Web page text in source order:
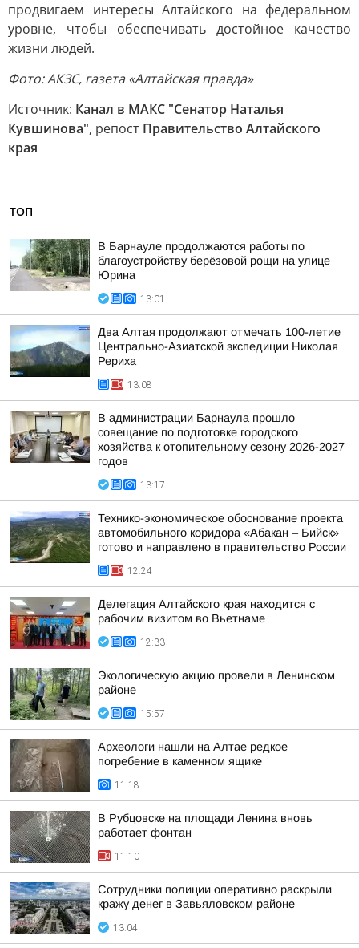
продвигаем интересы Алтайского на федеральном
уровне, чтобы обеспечивать достойное качество
жизни людей.
Фото: АКЗС, газета «Алтайская правда»
Источник: Канал в МАКС "Сенатор Наталья
Кувшинова", репост Правительство Алтайского
края
ТОП
В Барнауле продолжаются работы по
благоустройству берёзовой рощи на улице
Юрина
13:01
Два Алтая продолжают отмечать 100-летие
Центрально-Азиатской экспедиции Николая
Рериха
13:08
В администрации Барнаула прошло
совещание по подготовке городского
хозяйства к отопительному сезону 2026-2027
годов
13:17
Технико-экономическое обоснование проекта
автомобильного коридора «Абакан – Бийск»
готово и направлено в правительство России
12:24
Делегация Алтайского края находится с
рабочим визитом во Вьетнаме
12:33
Экологическую акцию провели в Ленинском
районе
15:57
Археологи нашли на Алтае редкое
погребение в каменном ящике
11:18
В Рубцовске на площади Ленина вновь
работает фонтан
11:10
Сотрудники полиции оперативно раскрыли
кражу денег в Завьяловском районе
13:04